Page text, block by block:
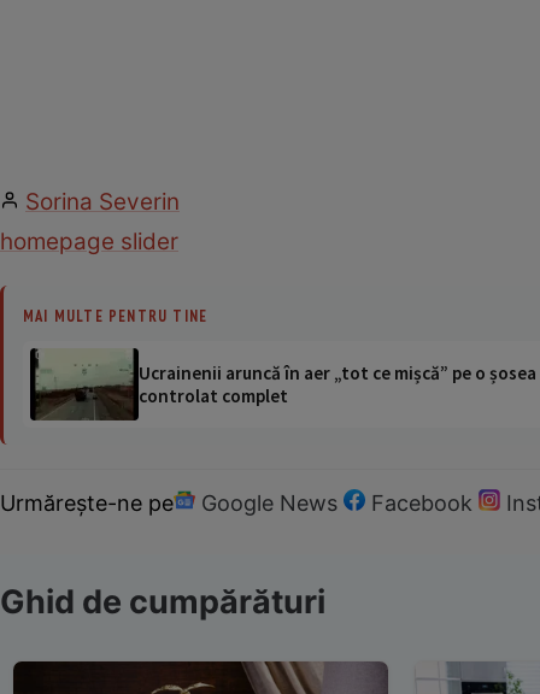
Sorina Severin
homepage slider
MAI MULTE PENTRU TINE
Ucrainenii aruncă în aer „tot ce mișcă” pe o
controlat complet
Urmărește-ne pe Google News Facebook
Ghid de cumpărături